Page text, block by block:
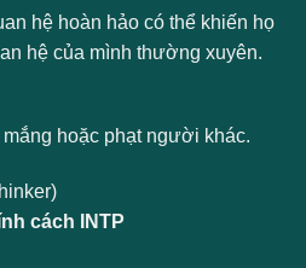
hệ hoàn hảo có thể khiến họ
hệ của mình thường xuyên.
hoặc phạt người khác.
cách INTP